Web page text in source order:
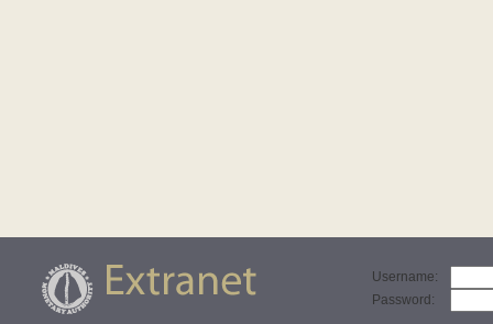
Username:
Password :